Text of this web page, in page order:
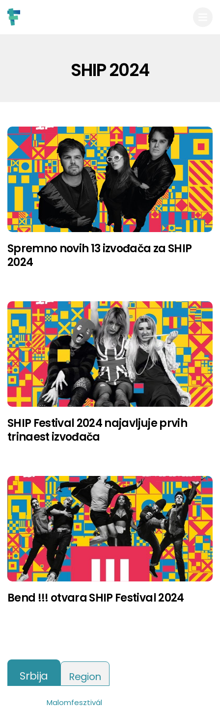
SHIP 2024
Spremno novih 13 izvođača za SHIP
2024
SHIP Festival 2024 najavljuje prvih
trinaest izvođača
Bend !!! otvara SHIP Festival 2024
Srbija Region
Malomfesztivál
Freshwave Festival